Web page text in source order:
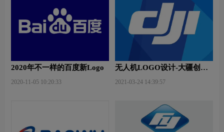
2020年不一样的百度新Logo
2020-11-05 10:20:33
无人机LOGO设计-大疆创新
2021-03-24 14:39:57